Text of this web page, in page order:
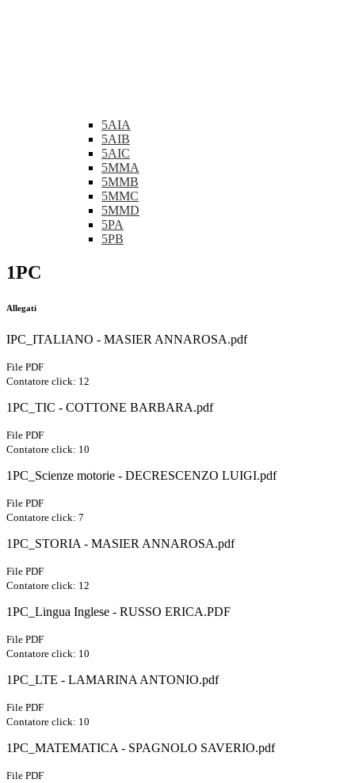
5AIA
5AIB
5AIC
5MMA
5MMB
5MMC
5MMD
5PA
5PB
1PC
Allegati
IPC_ITALIANO - MASIER ANNAROSA.pdf
File PDF
Contatore click: 12
1PC_TIC - COTTONE BARBARA.pdf
File PDF
Contatore click: 10
1PC_Scienze motorie - DECRESCENZO LUIGI.pdf
File PDF
Contatore click: 7
1PC_STORIA - MASIER ANNAROSA.pdf
File PDF
Contatore click: 12
1PC_Lingua Inglese - RUSSO ERICA.PDF
File PDF
Contatore click: 10
1PC_LTE - LAMARINA ANTONIO.pdf
File PDF
Contatore click: 10
1PC_MATEMATICA - SPAGNOLO SAVERIO.pdf
File PDF